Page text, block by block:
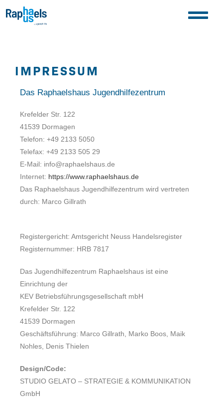
IMPRESSUM
Das Raphaelshaus Jugendhilfezentrum
Krefelder Str. 122
41539 Dormagen
Telefon: +49 2133 5050
Telefax: +49 2133 505 29
E-Mail: info@raphaelshaus.de
Internet: https://www.raphaelshaus.de
Das Raphaelshaus Jugendhilfezentrum wird vertreten
durch: Marco Gillrath
Registergericht: Amtsgericht Neuss Handelsregister
Registernummer: HRB 7817
Das Jugendhilfezentrum Raphaelshaus ist eine
Einrichtung der
KEV Betriebsführungsgesellschaft mbH
Krefelder Str. 122
41539 Dormagen
Geschäftsführung: Marco Gillrath, Marko Boos, Maik
Nohles, Denis Thielen
Design/Code:
STUDIO GELATO – STRATEGIE & KOMMUNIKATION
GmbH